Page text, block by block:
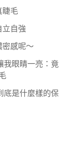
睫毛
立自強
密感呢～
我眼睛一亮：竟
底是什麼樣的保